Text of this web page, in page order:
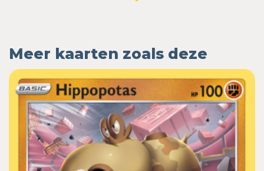
Meer kaarten zoals deze